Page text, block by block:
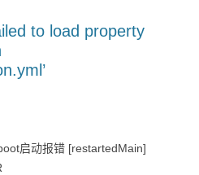
to load property
启动报错 [restartedMain]